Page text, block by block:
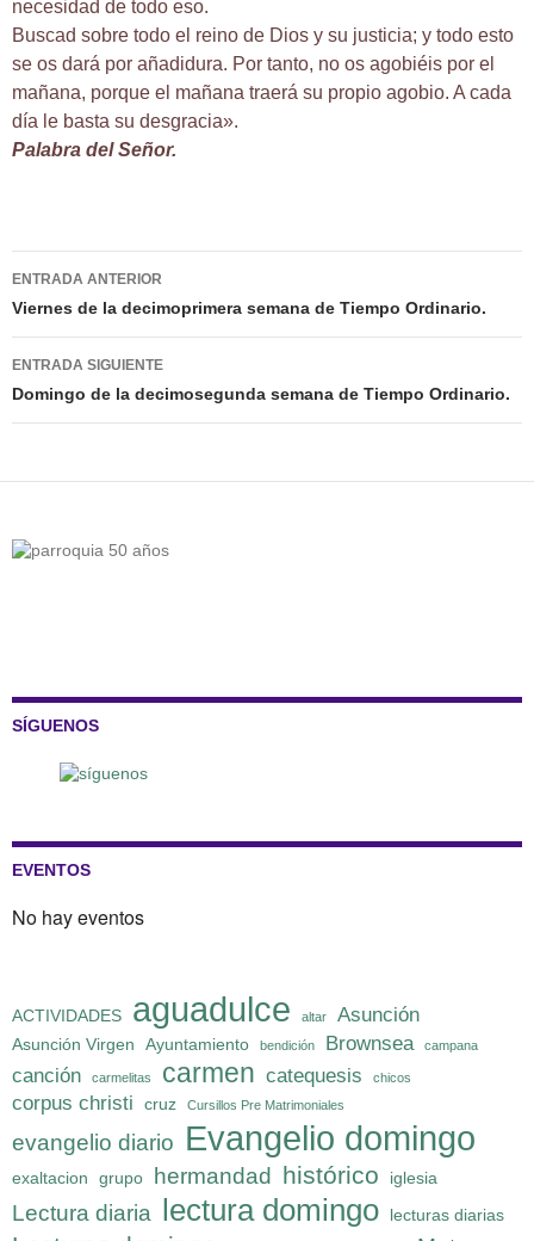
necesidad de todo eso.
Buscad sobre todo el reino de Dios y su justicia; y todo esto
se os dará por añadidura. Por tanto, no os agobiéis por el
mañana, porque el mañana traerá su propio agobio. A cada
día le basta su desgracia».
Palabra del Señor.
Navegación
de
entradas
ENTRADA ANTERIOR
Viernes de la decimoprimera semana de Tiempo Ordinario.
ENTRADA SIGUIENTE
Domingo de la decimosegunda semana de Tiempo Ordinario.
SÍGUENOS
EVENTOS
No hay eventos
ACTIVIDADES aguadulce altar Asunción
Asunción Virgen Ayuntamiento bendición Brownsea campana
canción carmelitas carmen catequesis chicos
corpus christi cruz Cursillos Pre Matrimoniales
evangelio diario Evangelio domingo
exaltacion grupo hermandad histórico iglesia
Lectura diaria lectura domingo lecturas diarias